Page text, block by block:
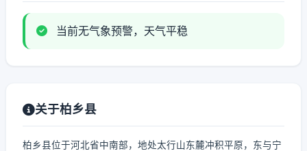
当前无气象预警，天气平稳
关于柏乡县
柏乡县位于河北省中南部，地处太行山东麓冲积平原，东与宁